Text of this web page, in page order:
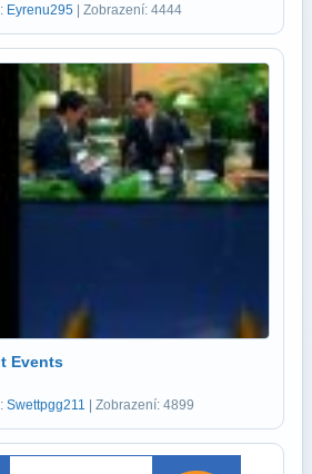
Eyrenu295 | Zobrazení: 4444
Events
Swettpgg211 | Zobrazení: 4899